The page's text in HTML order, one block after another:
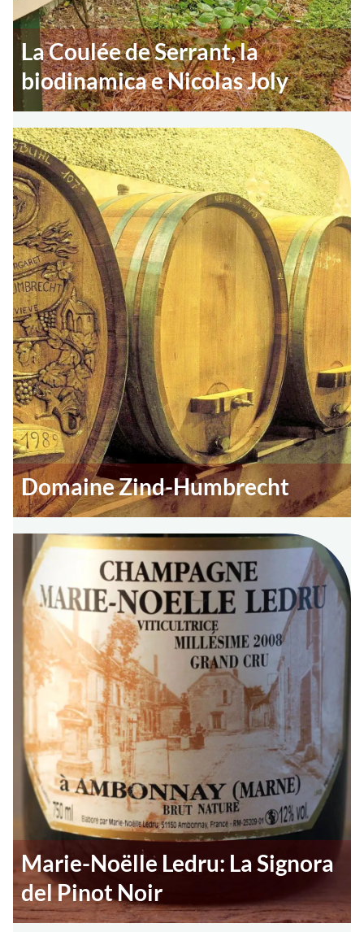
La Coulée de Serrant, la
biodinamica e Nicolas Joly
Domaine Zind-Humbrecht
Marie-Noëlle Ledru: La Signora
del Pinot Noir